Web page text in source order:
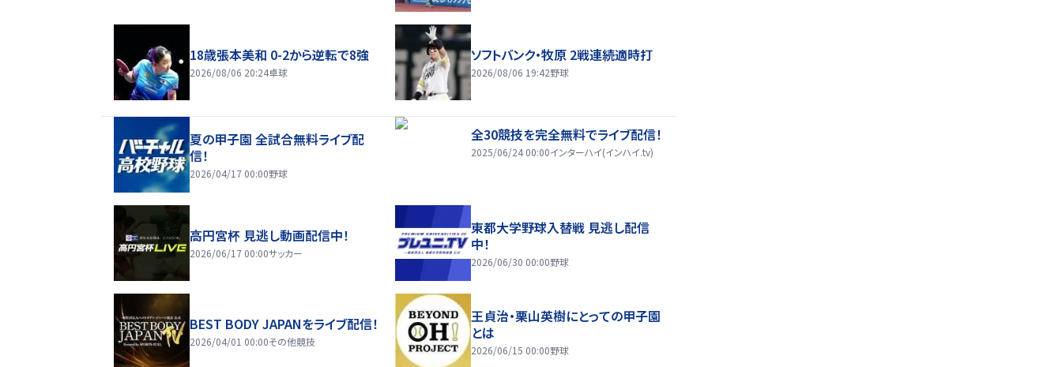
18歳張本美和 0-2から逆転で8強
2026/08/06 20:24卓球
ソフトバンク・牧原 2戦連続適時打
2026/08/06 19:42野球
夏の甲子園 全試合無料ライブ配
信！
2026/04/17 00:00野球
全30競技を完全無料でライブ配信！
2025/06/24 00:00インターハイ(インハイ.tv)
高円宮杯 見逃し動画配信中！
2026/06/17 00:00サッカー
東都大学野球入替戦 見逃し配信
中！
2026/06/30 00:00野球
BEST BODY JAPANをライブ配信！
2026/04/01 00:00その他競技
王貞治・栗山英樹にとっての甲子園
とは
2026/06/15 00:00野球